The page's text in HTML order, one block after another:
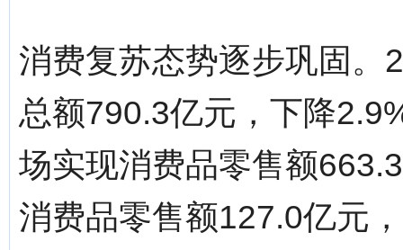
消费复苏态势逐步巩固。
总额790.3亿元，下降
场实现消费品零售额
消费品零售额127.0亿元